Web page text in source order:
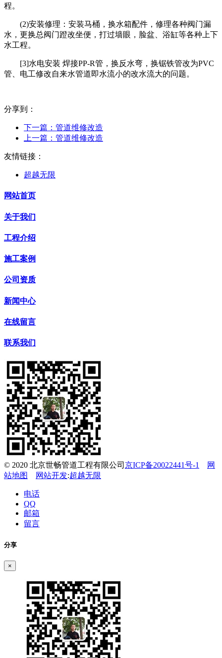
程。
(2)安装修理：安装马桶，换水箱配件，修理各种阀门漏
水，更换总阀门蹬改坐便，打过墙眼，脸盆、浴缸等各种上下
水工程。
[3]水电安装 焊接PP-R管，换反水弯，换锯铁管改为PVC
管、电工修改自来水管道即水流小的改水流大的问题。
分享到：
下一篇： 管道维修改造
上一篇： 管道维修改造
友情链接：
超越无限
网站首页
关于我们
工程介绍
施工案例
公司资质
新闻中心
在线留言
联系我们
© 2020 北京世畅管道工程有限公司 京ICP备20022441号-1
网
站地图
网站开发:超越无限
电话
QQ
邮箱
留言
分享
×